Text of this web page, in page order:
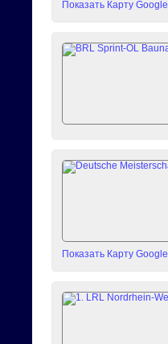
Показать Карту Google
Показать Карту Google